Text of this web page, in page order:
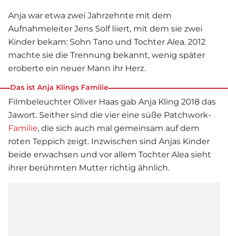
Anja war etwa zwei Jahrzehnte mit dem
Aufnahmeleiter Jens Solf liiert, mit dem sie zwei
Kinder bekam: Sohn Tano und Tochter Alea. 2012
machte sie die Trennung bekannt, wenig später
eroberte ein neuer Mann ihr Herz.
Das ist Anja Klings Familie
Filmbeleuchter Oliver Haas gab Anja Kling 2018 das
Jawort. Seither sind die vier eine süße Patchwork-
Familie, die sich auch mal gemeinsam auf dem
roten Teppich zeigt. Inzwischen sind Anjas Kinder
beide erwachsen und vor allem Tochter Alea sieht
ihrer berühmten Mutter richtig ähnlich.